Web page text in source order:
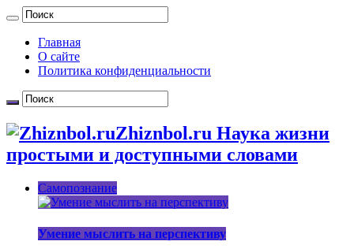
Главная
О сайте
Политика конфиденциальности
Zhiznbol.ru Наука жизни
простыми и доступными словами
Самопознание
Умение мыслить на перспективу